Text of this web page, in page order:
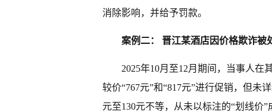
消除影响，并给予罚款。
案例二： 晋江某酒店因价格欺诈被
2025年10月至12月期间，当事人在
较价“767元”和“817元”进行促销，但未
元至130元不等，从未以标注的“划线价